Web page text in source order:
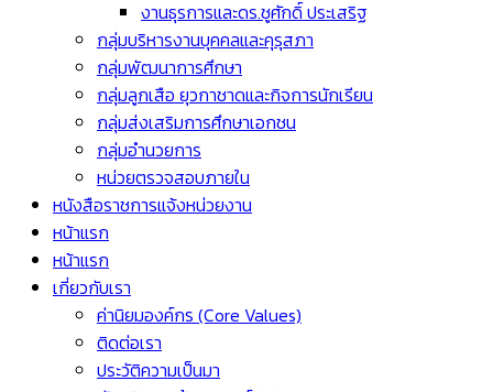
งานธุรการและดร.ชูศักดิ์ ประเสริฐ
กลุ่มบริหารงานบุคคลและคุรุสภา
กลุ่มพัฒนาการศึกษา
กลุ่มลูกเสือ ยุวกาชาดและกิจการนักเรียน
กลุ่มส่งเสริมการศึกษาเอกชน
กลุ่มอำนวยการ
หน่วยตรวจสอบภายใน
หนังสือราชการแจ้งหน่วยงาน
หน้าแรก
หน้าแรก
เกี่ยวกับเรา
ค่านิยมองค์กร (Core Values)
ติดต่อเรา
ประวัติความเป็นมา